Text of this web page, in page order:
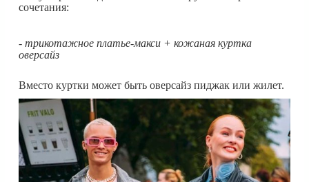
сочетания:
- трикотажное платье-макси + кожаная куртка
оверсайз
Вместо куртки может быть оверсайз пиджак или жилет.